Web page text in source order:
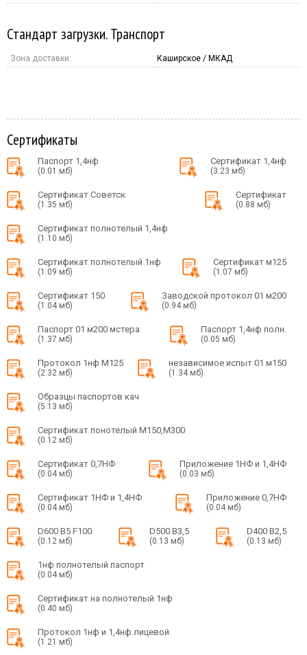
Стандарт загрузки. Транспорт
Зона доставки: Каширское / МКАД
Сертификаты
Паспорт 1,4нф
(0.01 мб)
Сертификат 1,4нф
(3.23 мб)
Сертификат Советск
(1.35 мб)
Сертификат
(0.88 мб)
Сертификат полнотелый 1,4нф
(1.10 мб)
Сертификат полнотелый 1нф
(1.09 мб)
Сертификат м125
(1.07 мб)
Сертификат 150
(1.04 мб)
Заводской протокол 01 м200
(0.94 мб)
Паспорт 01 м200 мстера
(1.37 мб)
Паспорт 1,4нф полн.
(0.05 мб)
Протокол 1нф М125
(2.32 мб)
независимое испыт 01 м150
(1.34 мб)
Образцы паспортов кач
(5.13 мб)
Сертификат понотелый М150,М300
(0.12 мб)
Сертификат 0,7НФ
(0.04 мб)
Приложение 1НФ и 1,4НФ
(0.03 мб)
Сертификат 1НФ и 1,4НФ
(0.04 мб)
Приложение 0,7НФ
(0.04 мб)
D600 B5 F100
(0.12 мб)
D500 B3,5
(0.13 мб)
D400 B2,5
(0.13 мб)
1нф полнотелый паспорт
(0.04 мб)
Сертификат на полнотелый 1нф
(0.40 мб)
Протокол 1нф и 1,4нф лицевой
(1.21 мб)